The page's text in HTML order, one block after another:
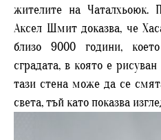
жителите на Чаталхьоюк.
Аксел Шмит доказва, че
близо 9000 години,
сградата, в която е
тази стена може да се
света, тъй като показва